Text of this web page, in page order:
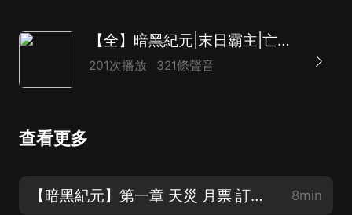
【全】暗黑紀元|末日霸主|亡靈異族行屍走肉AI
201次播放 321條聲音
查看更多
【暗黑紀元】第一章 天災 月票 訂閱 轉發 五星好評 8min